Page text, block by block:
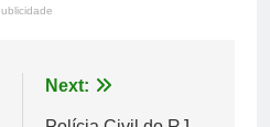
Next: